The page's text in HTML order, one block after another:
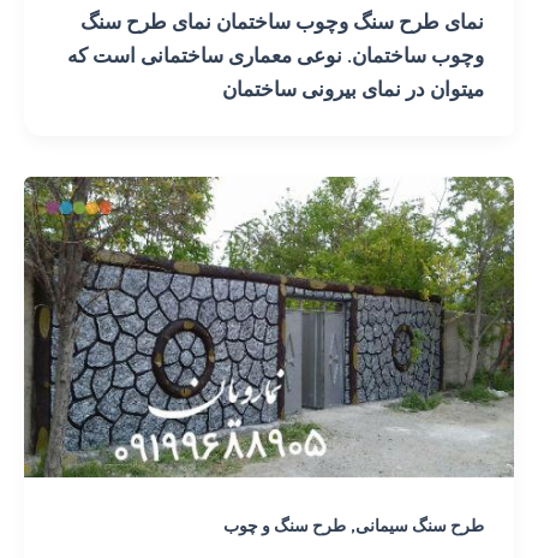
نمای طرح سنگ وچوب ساختمان نمای طرح سنگ
وچوب ساختمان. نوعی معماری ساختمانی است که
میتوان در نمای بیرونی ساختمان
طرح سنگ سیمانی,طرح سنگ و چوب